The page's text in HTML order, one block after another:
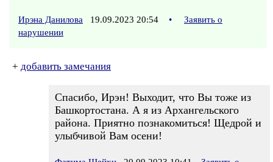
Ирэна Данилова 19.09.2023 20:54 •
Заявить о
нарушении
+ добавить замечания
Спасибо, Ирэн! Выходит, что Вы тоже из
Башкортостана. А я из Архангельского
района. Приятно познакомиться! Щедрой и
улыбчивой Вам осени!